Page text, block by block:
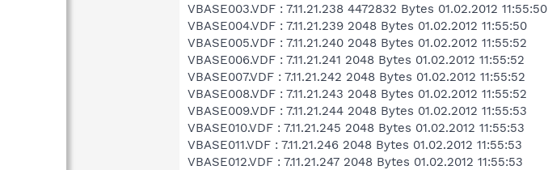
VBASE003.VDF : 7.11.21.238 4472832 Bytes 01.02.2012 11:55:50
VBASE004.VDF : 7.11.21.239 2048 Bytes 01.02.2012 11:55:50
VBASE005.VDF : 7.11.21.240 2048 Bytes 01.02.2012 11:55:52
VBASE006.VDF : 7.11.21.241 2048 Bytes 01.02.2012 11:55:52
VBASE007.VDF : 7.11.21.242 2048 Bytes 01.02.2012 11:55:52
VBASE008.VDF : 7.11.21.243 2048 Bytes 01.02.2012 11:55:52
VBASE009.VDF : 7.11.21.244 2048 Bytes 01.02.2012 11:55:53
VBASE010.VDF : 7.11.21.245 2048 Bytes 01.02.2012 11:55:53
VBASE011.VDF : 7.11.21.246 2048 Bytes 01.02.2012 11:55:53
VBASE012.VDF : 7.11.21.247 2048 Bytes 01.02.2012 11:55:53